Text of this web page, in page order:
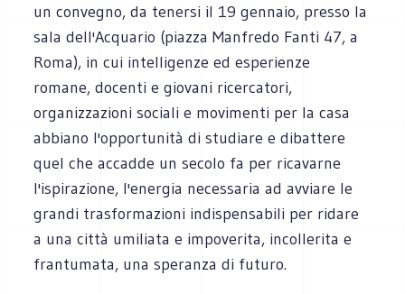
un convegno, da tenersi il 19 gennaio, presso la
sala dell'Acquario (piazza Manfredo Fanti 47, a
Roma), in cui intelligenze ed esperienze
romane, docenti e giovani ricercatori,
organizzazioni sociali e movimenti per la casa
abbiano l'opportunità di studiare e dibattere
quel che accadde un secolo fa per ricavarne
l'ispirazione, l'energia necessaria ad avviare le
grandi trasformazioni indispensabili per ridare
a una città umiliata e impoverita, incollerita e
frantumata, una speranza di futuro.